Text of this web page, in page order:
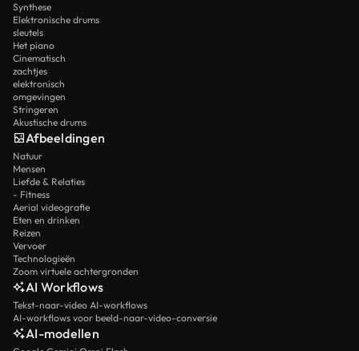
Synthese
Elektronische drums
sleutels
Het piano
Cinematisch
zachtjes
elektronisch
omgevingen
Stringeren
Akustische drums
Afbeeldingen
Natuur
Mensen
Liefde & Relaties
- Fitness
Aerial videografie
Eten en drinken
Reizen
Vervoer
Technologieën
Zoom virtuele achtergronden
AI Workflows
Tekst-naar-video AI-workflows
AI-workflows voor beeld-naar-video-conversie
AI-modellen